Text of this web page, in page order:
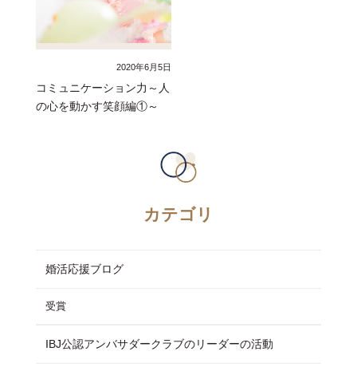
2020年6月5日
コミュニケーション力～人
の心を動かす笑顔編①～
カテゴリ
婚活応援ブログ
受賞
IBJ公認アンバサダークラブのリーダーの活動